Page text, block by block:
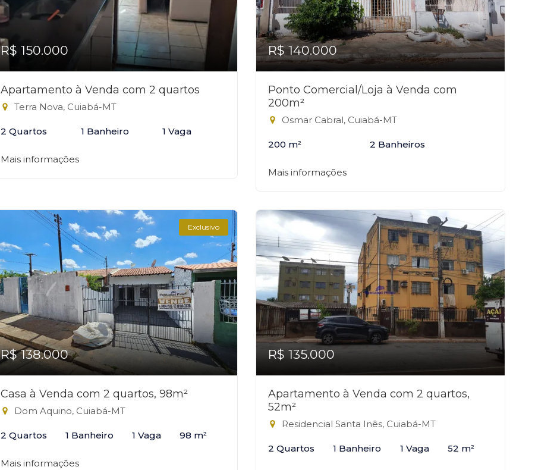
R$ 150.000
Apartamento à Venda com 2 quartos
Terra Nova, Cuiabá-MT
2 Quartos 1 Banheiro 1 Vaga
Mais informações
R$ 140.000
Ponto Comercial/Loja à Venda com
200m²
Osmar Cabral, Cuiabá-MT
200 m² 2 Banheiros
Mais informações
Exclusivo
R$ 138.000
Casa à Venda com 2 quartos, 98m²
Dom Aquino, Cuiabá-MT
2 Quartos 1 Banheiro 1 Vaga 98 m²
Mais informações
R$ 135.000
Apartamento à Venda com 2 quartos,
52m²
Residencial Santa Inês, Cuiabá-MT
2 Quartos 1 Banheiro 1 Vaga 52 m²